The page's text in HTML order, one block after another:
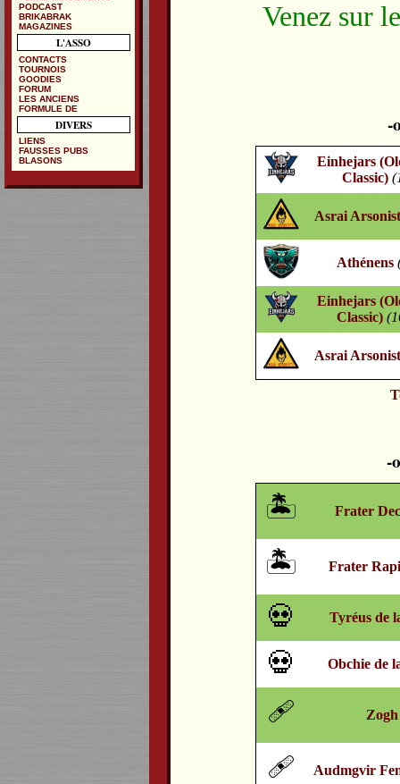
Venez sur
Einhejars
Classic)
Asrai
Athénens
Einhejars
Classic)
Asrai
🏝️ Frater
🏝️ Frater
💀 Tyréus de
💀 Obchie de
🩹 Zogh
🩹 Audmgvir
PODCAST
BRIKABRAK
MAGAZINES
L'ASSO
CONTACTS
TOURNOIS
GOODIES
FORUM
LES ANCIENS
FORMULE DE
DIVERS
LIENS
FAUSSES PUBS
BLASONS